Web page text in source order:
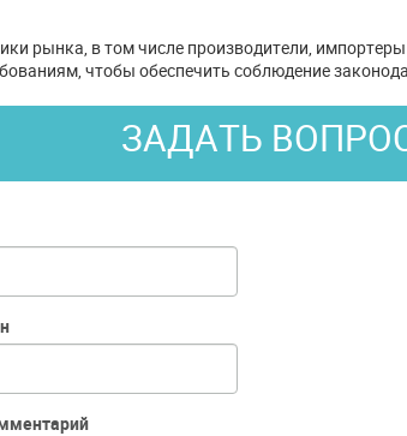
рынка, в том числе производители,
чтобы обеспечить соблюдение
ЗАДАТЬ